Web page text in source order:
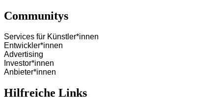
Communitys
Services für Künstler*innen
Entwickler*innen
Advertising
Investor*innen
Anbieter*innen
Hilfreiche Links